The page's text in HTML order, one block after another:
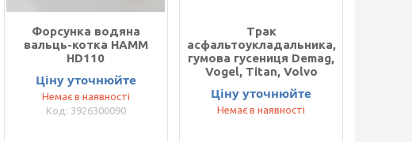
Форсунка водяна
вальць-котка HAMM
HD110
Ціну уточнюйте
Немає в наявності
3926300090
Трак
асфальтоукладальника,
гумова гусениця Demag,
Vogel, Titan, Volvo
Ціну уточнюйте
Немає в наявності